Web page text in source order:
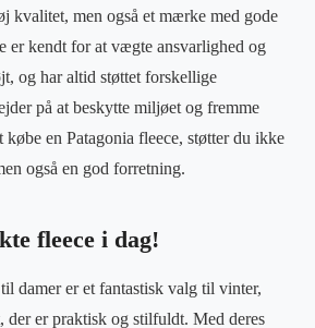
kvalitet, men også et mærke med gode
er kendt for at vægte ansvarlighed og
og har altid støttet forskellige
på at beskytte miljøet og fremme
en Patagonia fleece, støtter du ikke
også en god forretning.
fleece i dag!
damer er et fantastisk valg til vinter,
der er praktisk og stilfuldt. Med deres